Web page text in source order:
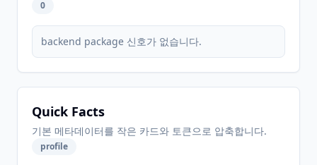
0
backend package 신호가 없습니다.
Quick Facts
기본 메타데이터를 작은 카드와 토큰으로 압축합니다.
profile